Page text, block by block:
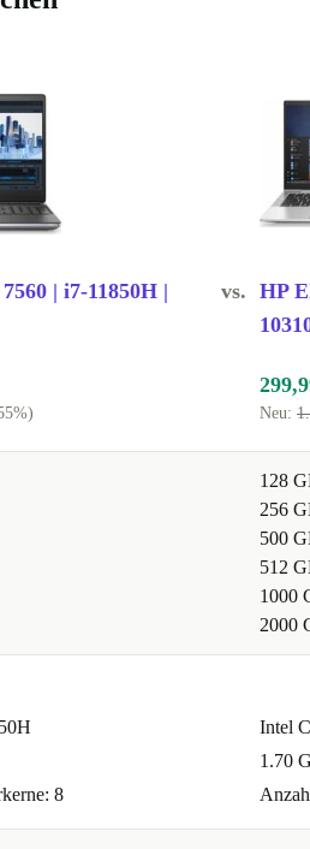
| i7-11850H |
vs. HP
Neu:
128
256
500
512
1000
2000
8
Intel
1.70